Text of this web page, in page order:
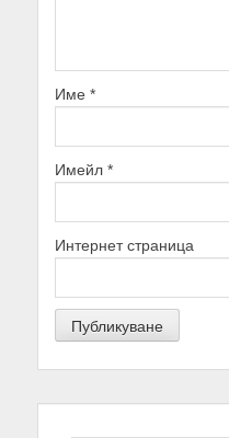
Име *
Имейл *
Интернет страница